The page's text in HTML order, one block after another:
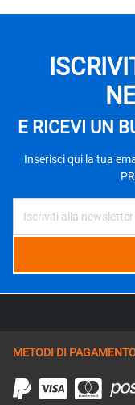
E RICEVI UN
Inserisci qui la tua
METODI DI